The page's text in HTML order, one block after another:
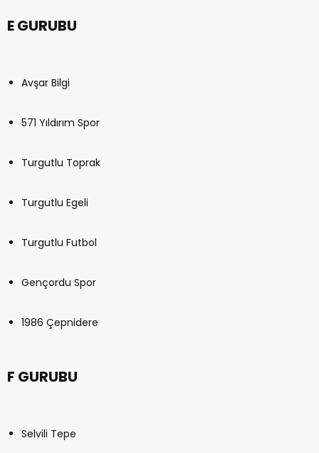
E GURUBU
Avşar Bilgi
571 Yıldırım Spor
Turgutlu Toprak
Turgutlu Egeli
Turgutlu Futbol
Gençordu Spor
1986 Çepnidere
F GURUBU
Selvili Tepe